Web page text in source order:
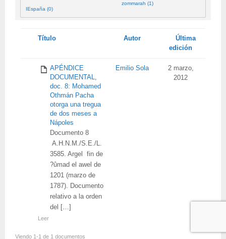
IEspaña (0)
zommarah (1)
Tienes
Título Autor
Última
edición
APÉNDICE
DOCUMENTAL,
doc. 8: Mohamed
Othmán Pacha
otorga una tregua
de dos meses a
Nápoles
Documento 8
A.H.N.M./S.E./L.
3585. Argel fin de
?ûmad el awel de
1201 (marzo de
1787). Documento
relativo a la orden
del […]
Leer
Emilio Sola
2 marzo,
2012
Viendo 1-1 de 1 documentos